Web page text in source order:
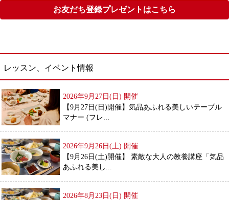
お友だち登録プレゼントはこちら
レッスン、イベント情報
2026年9月27日(日) 開催
【9月27日(日)開催】気品あふれる美しいテーブル
マナー (フレ...
2026年9月26日(土) 開催
【9月26日(土)開催】 素敵な大人の教養講座「気品
あふれる美し...
2026年8月23日(日) 開催